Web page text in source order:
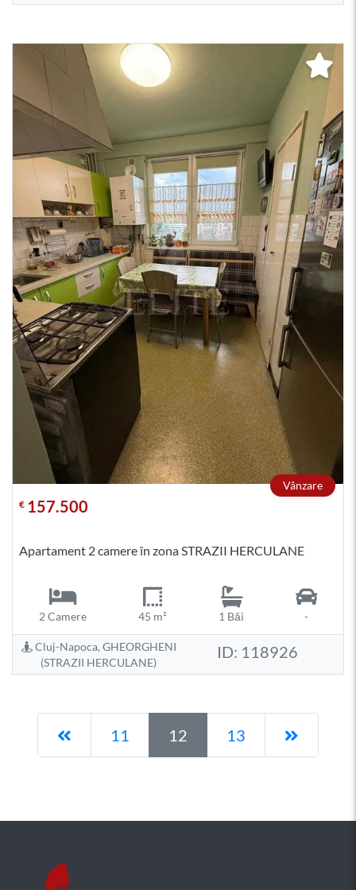
Vânzare
€ 157.500
Apartament 2 camere în zona STRAZII HERCULANE
2 Camere 45 m² 1 Băi -
Cluj-Napoca, GHEORGHENI
(STRAZII HERCULANE)
ID: 118926
Pagina anterioară
11 12 13